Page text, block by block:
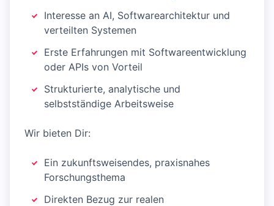
Interesse an AI, Softwarearchitektur und
verteilten Systemen
Erste Erfahrungen mit Softwareentwicklung
oder APIs von Vorteil
Strukturierte, analytische und
selbstständige Arbeitsweise
Wir bieten Dir:
Ein zukunftsweisendes, praxisnahes
Forschungsthema
Direkten Bezug zur realen